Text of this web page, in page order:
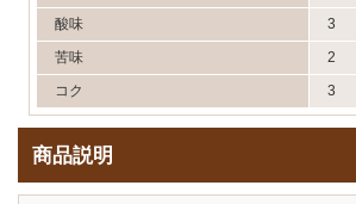
酸味
3
苦味
2
コク
3
商品説明